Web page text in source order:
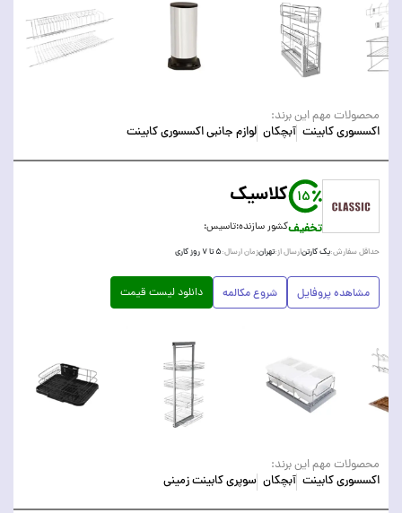
محصولات مهم این برند:
اکسسوری کابینت آبچکان لوازم جانبی اکسسوری کابینت
15
تخفیف
کلاسیک
کشور سازنده:تاسیس:
حداقل سفارش:یک کارتنارسال از:تهرانزمان ارسال:۵ تا ۷ روز کاری
مشاهده پروفایل شروع مکالمه دانلود لیست قیمت
محصولات مهم این برند:
اکسسوری کابینت آبچکان سوپری کابینت زمینی